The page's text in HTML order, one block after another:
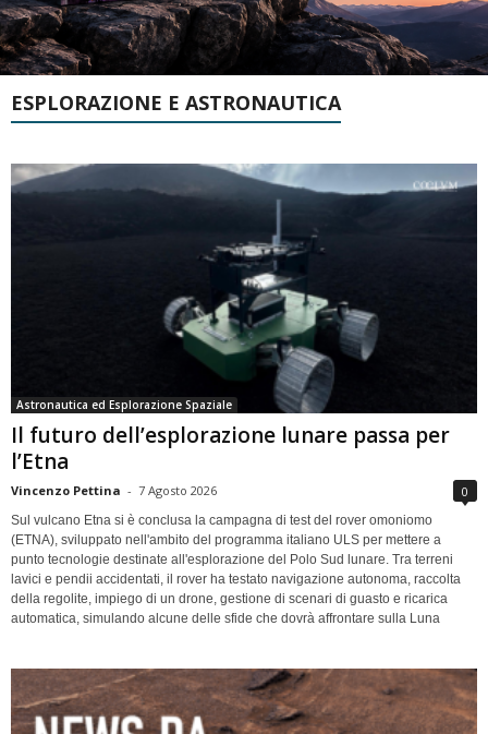
ESPLORAZIONE E ASTRONAUTICA
Astronautica ed Esplorazione Spaziale
Il futuro dell’esplorazione lunare passa per
l’Etna
Vincenzo Pettina - 7 Agosto 2026 0
Sul vulcano Etna si è conclusa la campagna di test del rover omoniomo
(ETNA), sviluppato nell'ambito del programma italiano ULS per mettere a
punto tecnologie destinate all'esplorazione del Polo Sud lunare. Tra terreni
lavici e pendii accidentati, il rover ha testato navigazione autonoma, raccolta
della regolite, impiego di un drone, gestione di scenari di guasto e ricarica
automatica, simulando alcune delle sfide che dovrà affrontare sulla Luna